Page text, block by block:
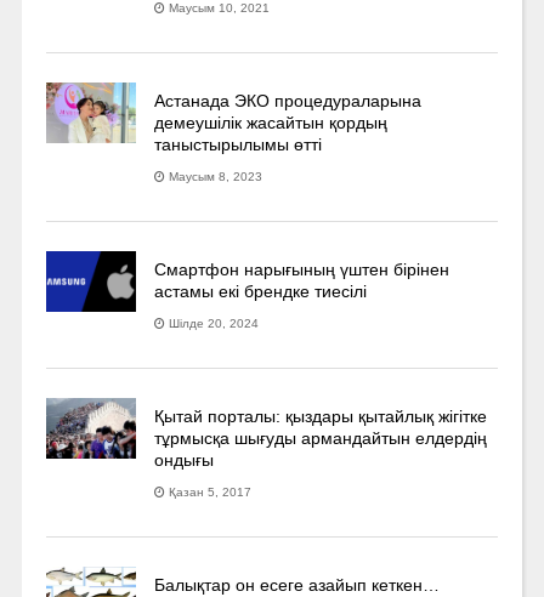
Маусым 10, 2021
Астанада ЭКО процедураларына
демеушілік жасайтын қордың
таныстырылымы өтті
Маусым 8, 2023
Смартфон нарығының үштен бірінен
астамы екі брендке тиесілі
Шілде 20, 2024
Қытай порталы: қыздары қытайлық жігітке
тұрмысқа шығуды армандайтын елдердің
ондығы
Қазан 5, 2017
Балықтар он есеге азайып кеткен…